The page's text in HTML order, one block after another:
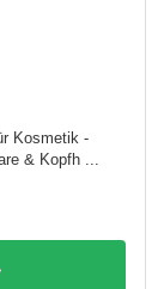
Kosmetik -
& Kopfh ...